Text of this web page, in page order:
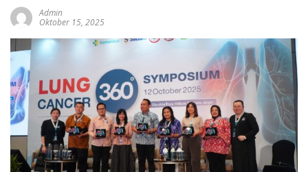
Admin
Oktober 15, 2025